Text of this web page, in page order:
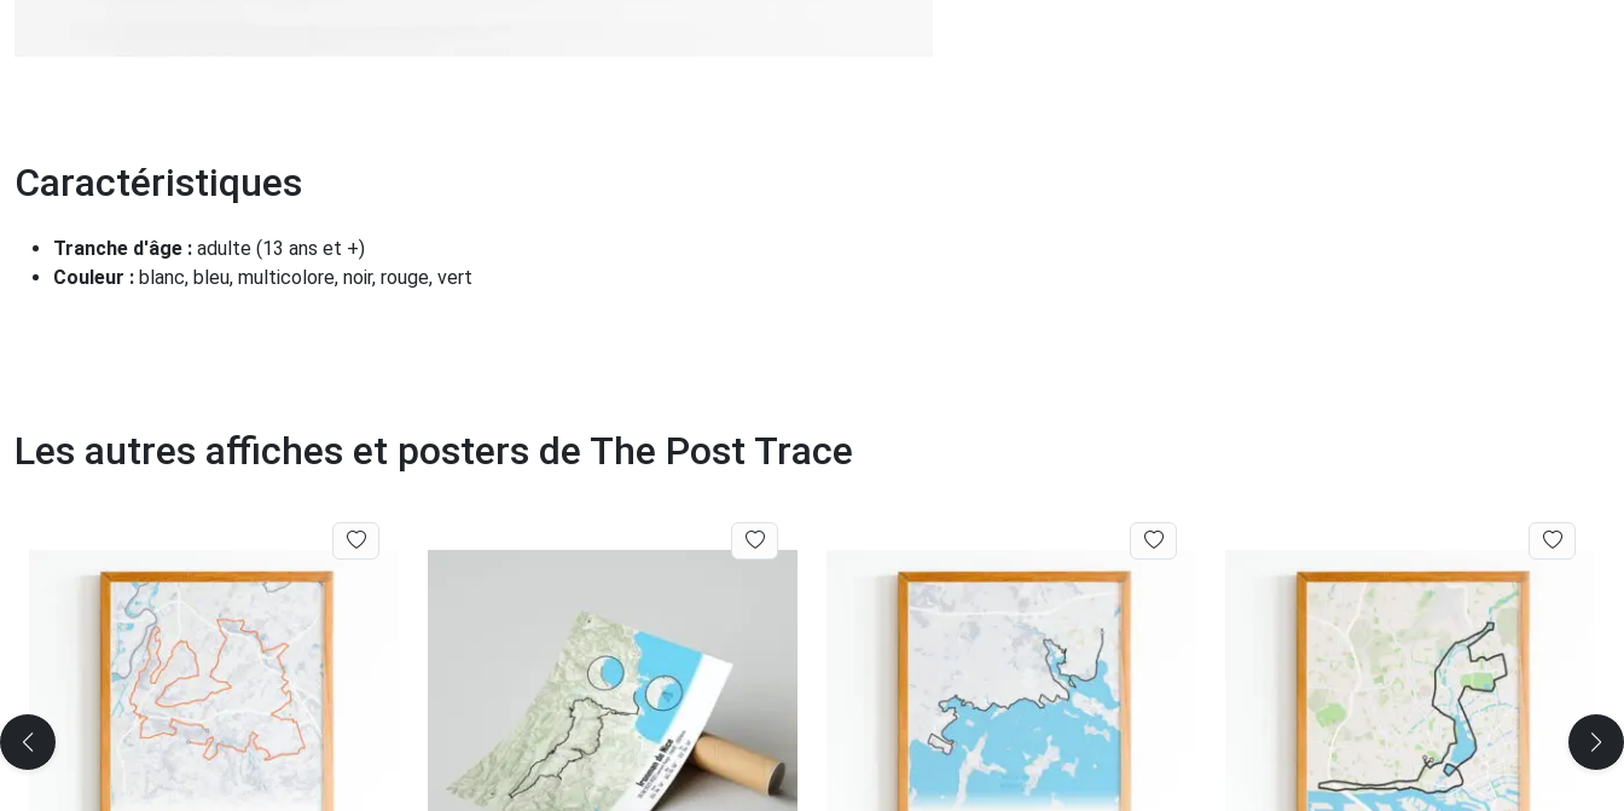
Caractéristiques
Tranche d'âge : adulte (13 ans et +)
Couleur : blanc, bleu, multicolore, noir, rouge, vert
Les autres affiches et posters de The Post Trace